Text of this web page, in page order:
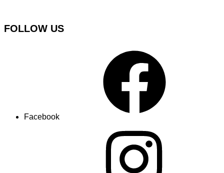
FOLLOW US
Facebook